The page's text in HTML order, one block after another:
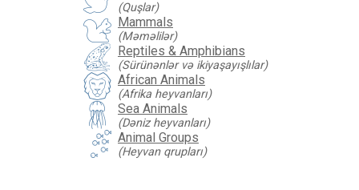
(Quşlar)
Mammals
(Məməlilər)
Reptiles & Amphibians
(Sürünənlər və ikiyaşayışlılar)
African Animals
(Afrika heyvanları)
Sea Animals
(Dəniz heyvanları)
Animal Groups
(Heyvan qrupları)